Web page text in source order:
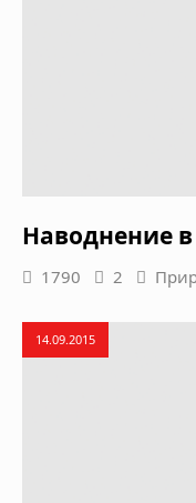
Наводнение
1790 2
14.09.2015